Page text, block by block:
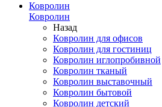
Ковролин
Ковролин
Назад
Ковролин для офисов
Ковролин для гостиниц
Ковролин иглопробивной
Ковролин тканый
Ковролин выставочный
Ковролин бытовой
Ковролин детский